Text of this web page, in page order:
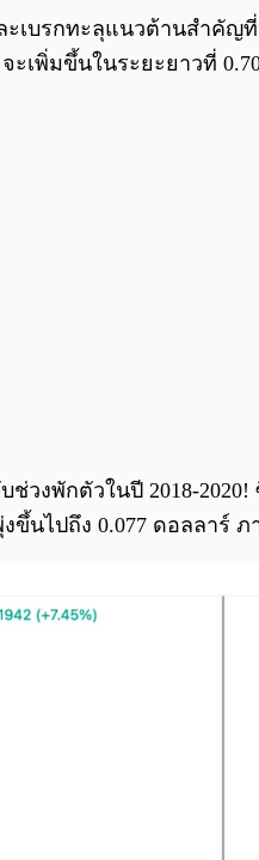
ะเบรกทะลุแนวต้านสำ
เพิ่มขึ้นในระยะยาวที่
วงพักตัวในปี 2018-
ไปถึง 0.077 ดอลลาร์